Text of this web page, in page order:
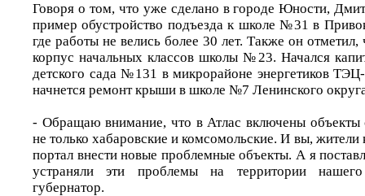
Говоря о том, что уже сделано в городе Юности,
пример обустройство подъезда к школе №31 в
где работы не велись более 30 лет. Также он
корпус начальных классов школы №23. Начался
детского сада №131 в микрорайоне энергетиков
начнется ремонт крыши в школе №7 Ленинского
- Обращаю внимание, что в Атлас включены объекты
не только хабаровские и комсомольские. И вы, жители
портал внести новые проблемные объекты. А я
устраняли эти проблемы на территории
губернатор.